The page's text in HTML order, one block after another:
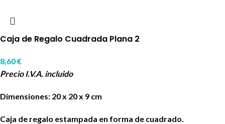
Caja de Regalo Cuadrada Plana 2
8,60€
Precio I.V.A. incluido
Dimensiones: 20 x 20 x 9 cm
Caja de regalo estampada en forma de cuadrado.